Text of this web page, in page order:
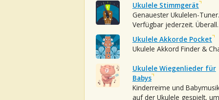
Ukulele Stimmgerät
Genauester Ukulelen-Tuner.
Verfügbar jederzeit. Überall.
Ukulele Akkorde Pocket
Ukulele Akkord Finder &
Ukulele Wiegenlieder für
Babys
Kinderreime und
auf der Ukulele gespielt, um